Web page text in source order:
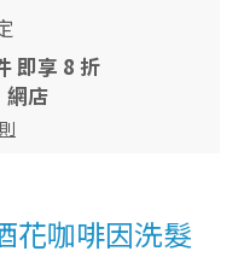
金即刻用!!
8折優惠 不限購買量
即享 8 折
網店
花咖啡因洗髮